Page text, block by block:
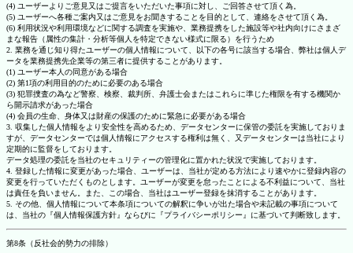
(4) ユーザーよりご意見又はご提言をいただいた事項に対し、ご回答させて頂く為。
(5) ユーザーへ各種ご案内又はご意見をお聞きすることを目的として、連絡をさせて頂く為。
(6) 利用状況や利用環境などに関する調査を実施や、業務提携をした施設等や社内向けにさまざ
まな報告（属性の集計・分析等個人を特定できない様式に限る）を行うため
2. 業務を通じ知り得たユーザーの個人情報について、以下の各号に該当する場合、弊社は個人デ
ータを業務提携先企業等の第三者に提供することがあります。
(1) ユーザー本人の同意がある場合
(2) 第1項の利用目的のために必要のある場合
(3) 犯罪捜査の為など警察、検察、裁判所、弁護士会またはこれらに準じた権限を有する機関か
ら開示請求があった場合
(4) 会員の生命、身体又は財産の保護のために緊急に必要がある場合
3. 収集した個人情報をより安全性を高めるため、データセンターに保管の委託を実施しておりま
すが、データセンターでは個人情報にアクセスする権利は無く、又データセンターは当社により
定期的に監督をしております。
データ処理の委託を当社のセキュリティーの管理化に置かれた状況で実施しております。
4. 登録した情報に変更があった場合、ユーザーは、当社が定める方法により速やかに登録内容の
変更を行っていただくものとします。ユーザーが変更を怠ったことによる不利益について、当社
は責任を負いません。また、この場合、当社はユーザー登録を抹消することがあります。
5. その他、個人情報について本条項についての解釈に争いが出た場合や未記載の事項について
は、当社の『個人情報保護方針』ならびに『プライバシーポリシー』に基づいて判断致します。
第8条（反社会的勢力の排除）